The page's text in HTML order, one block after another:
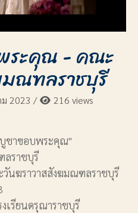
ระคุณ - คณะ
ณฑลราชบุรี
2023 /
216 views
บูชาขอบพระคุณ"
ลราชบุรี
นฆราวาสสังฆมณฑลราชบุรี
เรียนดรุณาราชบุรี